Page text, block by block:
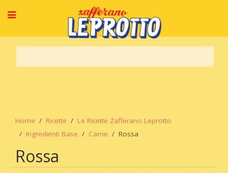
Home Ricette
Le Ricette Zafferano Leprotto
Ingredienti Base
Carne Rossa
Rossa